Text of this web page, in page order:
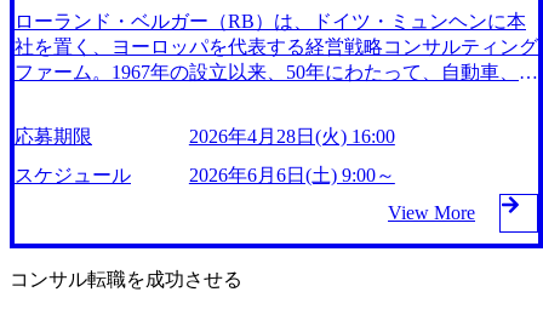
ングを表現するワードが数多く生み出されていることも、戦
略ファームの中でのその独自性と際立った特徴の表れであろ
う。 また、短期的な企業価値向上・株主価値向上ではなく
長期的な視点での成長を志向する事、経営学のセオリーに偏
社員の意思を尊重する事、アントレプレナーシップを尊重す
る企業文化などが挙げられる。 近年では最先端技術を擁す
る企業との提携・協業も多く、第一線で活躍するプレイヤー
たちと知識、経験、企業家的視点をコンサルティング能力と
融合させ、卓越した成果を追求している。 2026年7月4日(土)
9:00～18:00 2026年6月3日(水) 16:00 平日お忙しい候補者様に
とってまとめて面接をお受けいただける機会となります。
ローランド・ベルガー（RB）は、ドイツ・ミュンヘンに本
社を置く、ヨーロッパを代表する経営戦略コンサルティング
ファーム。1967年の設立以来、50年にわたって、自動車、消
融、情報通信、航空・運輸などのサービス業など幅広い業界
のクライアントに対する数多くのコンサルティング実績を残
してきた。 現在では、世界50ヵ所以上のオフィスを展開、2,
400人を超えるスタッフを擁し（2021年6月現在）、グローバ
ルな視点でのコンサルティングサービスを提供している。
東京オフィスは、1991年に設立され、以来、アジア地域の成
長の牽引力となってきた。特に現会長である遠藤功氏が社長
応募期限
2026年4月28日(火) 16:00
スケジュール
2026年6月6日(土) 9:00～
View More
コンサル転職を成功させる